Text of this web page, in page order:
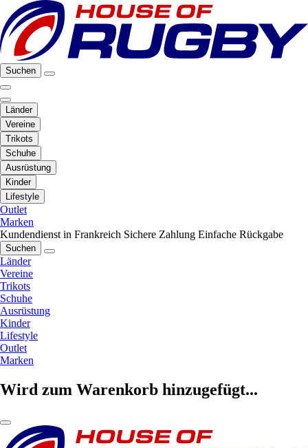
Suchen
Länder
Vereine
Trikots
Schuhe
Ausrüstung
Kinder
Lifestyle
Outlet
Marken
Kundendienst in Frankreich Sichere Zahlung Einfache Rückgabe
Suchen
Länder
Vereine
Trikots
Schuhe
Ausrüstung
Kinder
Lifestyle
Outlet
Marken
Wird zum Warenkorb hinzugefügt...